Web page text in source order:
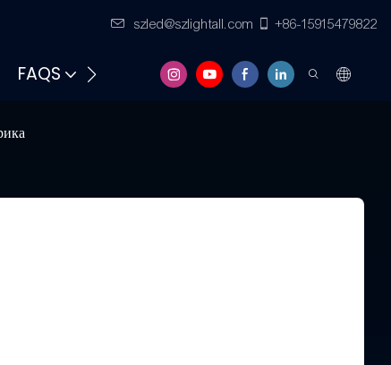
szled@szlightall.com +86-15915479822
FAQS РЕСУРСИ И ПОДДРЪЖКА